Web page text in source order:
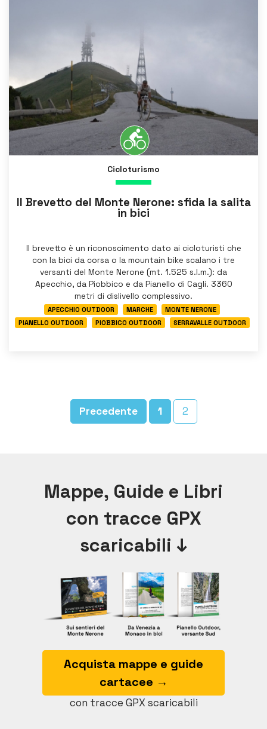
Cicloturismo
Il Brevetto del Monte Nerone: sfida la salita
in bici
Il brevetto è un riconoscimento dato ai cicloturisti che
con la bici da corsa o la mountain bike scalano i tre
versanti del Monte Nerone (mt. 1.525 s.l.m.): da
Apecchio, da Piobbico e da Pianello di Cagli. 3360
metri di dislivello complessivo.
APECCHIO OUTDOOR MARCHE
MONTE NERONE
PIANELLO OUTDOOR
PIOBBICO OUTDOOR SERRAVALLE OUTDOOR
Precedente 1 2
Mappe, Guide e Libri
con tracce GPX
scaricabili ↓
Acquista mappe e guide
cartacee →
con tracce GPX scaricabili